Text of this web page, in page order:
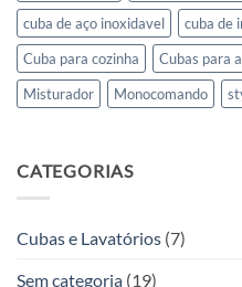
cuba de aço inoxidavel
cuba de
Cuba para cozinha
Cubas para
Misturador
Monocomando
CATEGORIAS
Cubas e Lavatórios (7)
Sem categoria (19)